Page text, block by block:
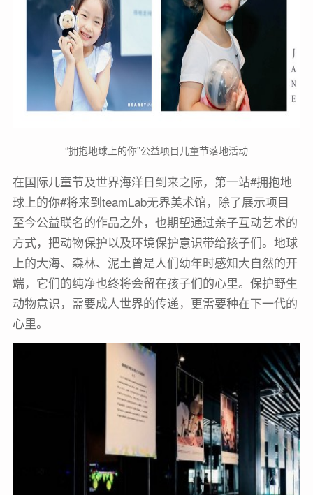
“拥抱地球上的你”公益项目儿童节落地活动
在国际儿童节及世界海洋日到来之际，第一站#拥抱地
球上的你#将来到teamLab无界美术馆，除了展示项目
至今公益联名的作品之外，也期望通过亲子互动艺术的
方式，把动物保护以及环境保护意识带给孩子们。地球
上的大海、森林、泥土曾是人们幼年时感知大自然的开
端，它们的纯净也终将会留在孩子们的心里。保护野生
动物意识，需要成人世界的传递，更需要种在下一代的
心里。